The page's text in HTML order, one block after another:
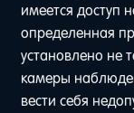
имеется доступ
определенная
установлено не
камеры
вести себя